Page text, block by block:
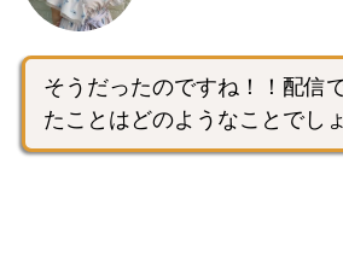
そうだったのですね！！配信
たことはどのようなことでし